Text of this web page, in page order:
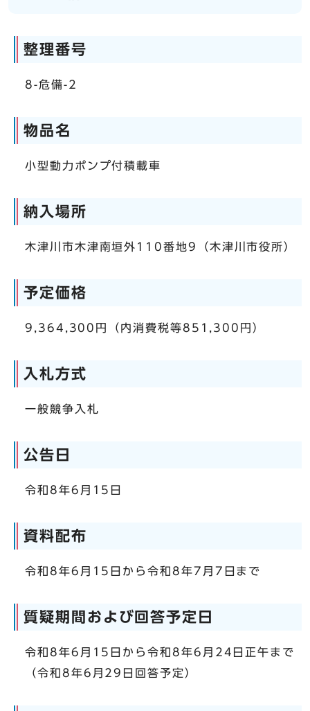
整理番号
8-危備-2
物品名
小型動力ポンプ付積載車
納入場所
木津川市木津南垣外110番地9（木津川市役所）
予定価格
9,364,300円（内消費税等851,300円）
入札方式
一般競争入札
公告日
令和8年6月15日
資料配布
令和8年6月15日から令和8年7月7日まで
質疑期間および回答予定日
令和8年6月15日から令和8年6月24日正午まで
（令和8年6月29日回答予定）